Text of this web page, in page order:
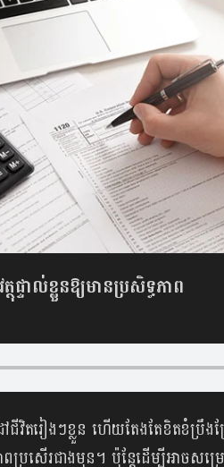
ទាល់ខ្លួនឱ្យ​មានប្រសិទ្ធភាព
វិតរៀងៗខ្លួន ហើយតែងតែខិតខំប្រឹង
រសើរជាងមុន។ ប៉ុន្តែដើម្បីអាចសម្